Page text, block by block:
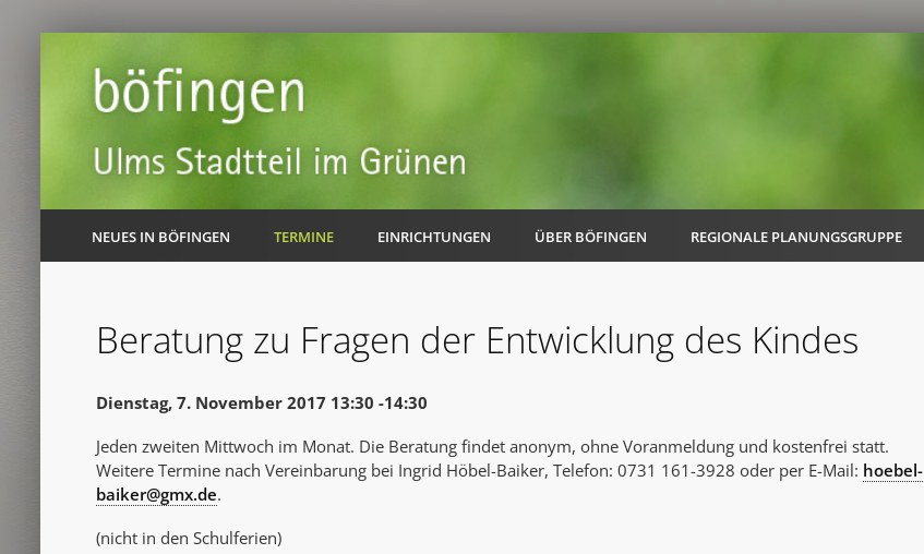
NEUES IN BÖFINGEN TERMINE EINRICHTUNGEN ÜBER BÖFINGEN REGIONALE PLANUNGSGRUPPE
AK Kultur
Beratung zu Fragen der Entwicklung des Kindes
Dienstag, 7. November 2017 13:30 -14:30
Jeden zweiten Mittwoch im Monat. Die Beratung findet anonym, ohne Voranmeldung und kostenfrei statt.
Weitere Termine nach Vereinbarung bei Ingrid Höbel-Baiker, Telefon: 0731 161-3928 oder per E-Mail: hoebel-
baiker@gmx.de.
(nicht in den Schulferien)